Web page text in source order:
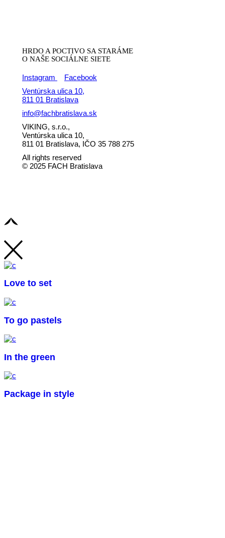
HRDO A POCTIVO SA STARÁME
O NAŠE SOCIÁLNE SIETE
Instagram
Facebook
Ventúrska ulica 10,
811 01 Bratislava
info@fachbratislava.sk
VIKING, s.r.o.,
Ventúrska ulica 10,
811 01 Bratislava, IČO 35 788 275
All rights reserved
© 2025 FACH Bratislava
Love to set
To go pastels
In the green
Package in style